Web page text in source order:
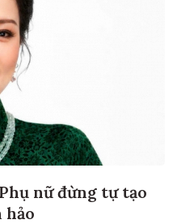
nữ đừng tự tạo
hảo